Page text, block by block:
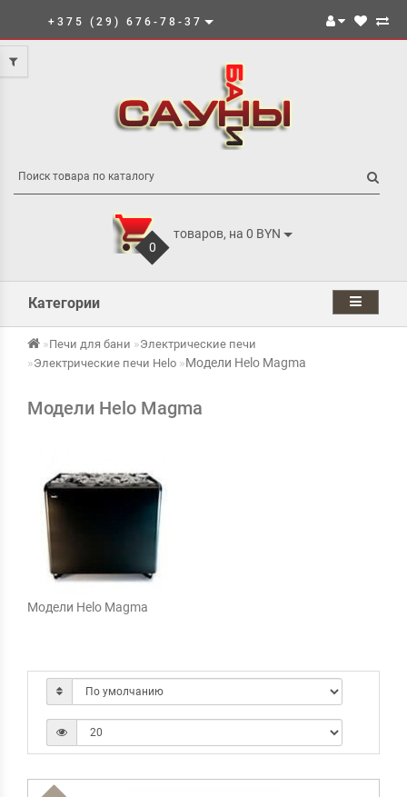
+375 (29) 676-78-37
0
товаров, на 0 BYN
Категории
Печи для бани
Электрические печи
Электрические печи Helo
Модели Helo Magma
Модели Helo Magma
Модели Helo Magma